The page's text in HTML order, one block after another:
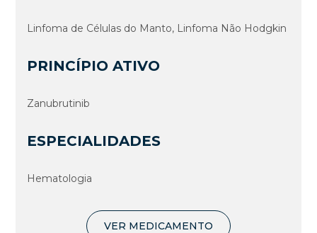
Linfoma de Células do Manto, Linfoma Não Hodgkin
PRINCÍPIO ATIVO
Zanubrutinib
ESPECIALIDADES
Hematologia
VER MEDICAMENTO